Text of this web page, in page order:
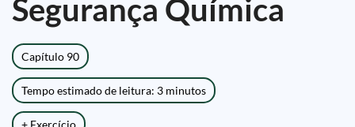
Segurança Química
Capítulo 90
Tempo estimado de leitura: 3 minutos
+ Exercício